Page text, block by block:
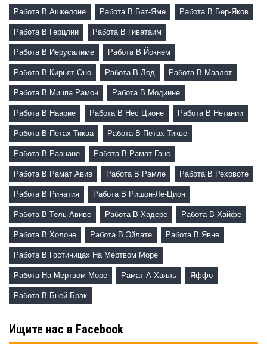
Работа В Ашкелоне Работа В Бат-Яме Работа В Бер-Яков
Работа В Герцлии Работа В Гиватаим
Работа В Иерусалиме Работа В Йокнем
Работа В Кирьят Оно Работа В Лод Работа В Маалот
Работа В Мицпа Рамон Работа В Модиине
Работа В Наарие Работа В Нес Ционе Работа В Нетании
Работа В Петах-Тиква Работа В Петах Тикве
Работа В Раанане Работа В Рамат-Гане
Работа В Рамат Авив Работа В Рамле Работа В Реховоте
Работа В Ринатия Работа В Ришон-Ле-Цион
Работа В Тель-Авиве Работа В Хадере Работа В Хайфе
Работа В Холоне Работа В Эйлате Работа В Явне
Работа В Гостиницах На Мертвом Море
Работа На Мертвом Море Рамат-А-Хаяль Яффо
Работа В Бней Брак
Ищите нас в Facebook